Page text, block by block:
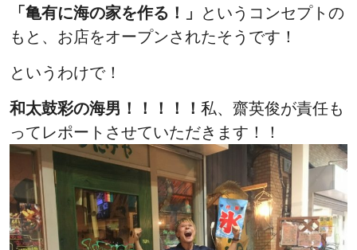
「亀有に海の家を作る！」
というコンセプトの
もと、お店をオープンされたそうです！
というわけで！
和太鼓彩の海男！！！！！ 私、齋英俊が責任も
ってレポートさせていただきます！！